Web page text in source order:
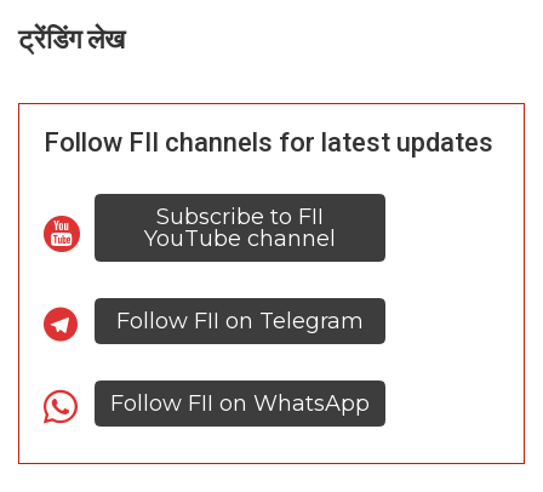
ट्रेंडिंग लेख
Follow FII channels for latest updates
Subscribe to FII
YouTube channel
Follow FII on Telegram
Follow FII on WhatsApp